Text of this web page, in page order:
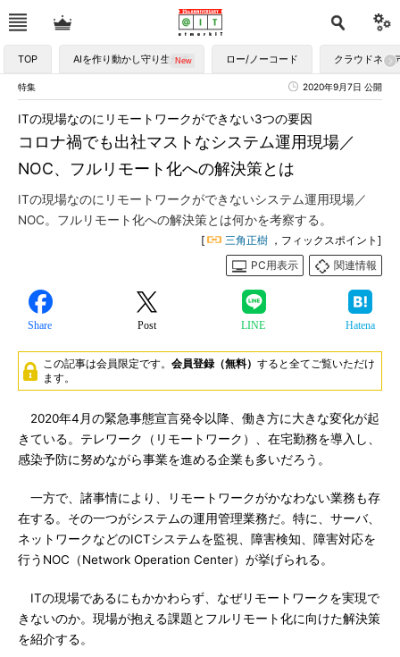
TOP AIを作り動かし守り生かす ロー/ノーコード クラウドネイ
特集 2020年9月7日 公開
コロナ禍でも出社マストなシステム運用現場／
NOC、フルリモート化への解決策とは
ITの現場なのにリモートワークができない3つの要因
ITの現場なのにリモートワークができないシステム運用現場／
NOC。フルリモート化への解決策とは何かを考察する。
[ 三角正樹 ，フィックスポイント]
PC用表示
関連情報
Share Post LINE Hatena
この記事は会員限定です。 会員登録（無料） すると全てご覧いただけ
ます。
2020年4月の緊急事態宣言発令以降、働き方に大きな変化が起
きている。テレワーク（リモートワーク）、在宅勤務を導入し、
感染予防に努めながら事業を進める企業も多いだろう。
一方で、諸事情により、リモートワークがかなわない業務も存
在する。その一つがシステムの運用管理業務だ。特に、サーバ、
ネットワークなどのICTシステムを監視、障害検知、障害対応を
行うNOC（Network Operation Center）が挙げられる。
ITの現場であるにもかかわらず、なぜリモートワークを実現で
きないのか。現場が抱える課題とフルリモート化に向けた解決策
を紹介する。